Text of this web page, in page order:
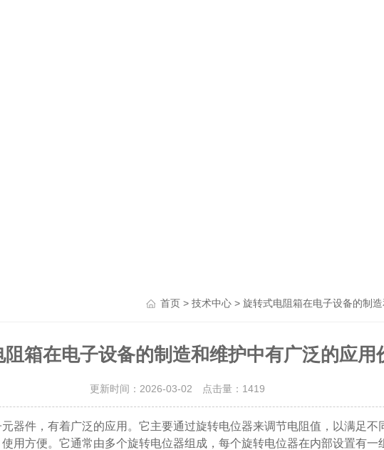
首页> 技术中心> 旋转式电阻箱在电子设备的制
阻箱在电子设备的制造和维护中有广泛的应用
更新时间：2026-03-02 点击量： 1419
器件，有着广泛的应用。它主要通过旋转电位器来调节电阻值，以满足不
用方便。它通常由多个旋转电位器组成，每个旋转电位器在内部设置有一